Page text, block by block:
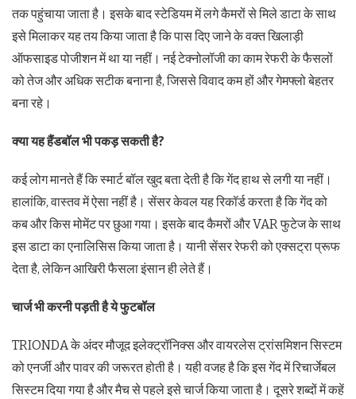
तक पहुंचाया जाता है। इसके बाद स्टेडियम में लगे कैमरों से मिले डाटा के साथ
इसे मिलाकर यह तय किया जाता है कि पास दिए जाने के वक्त खिलाड़ी
ऑफसाइड पोजीशन में था या नहीं। नई टेक्नोलॉजी का काम रेफरी के फैसलों
को तेज और अधिक सटीक बनाना है, जिससे विवाद कम हों और गेमफ्लो बेहतर
बना रहे।
क्या यह हैंडबॉल भी पकड़ सकती है?
कई लोग मानते हैं कि स्मार्ट बॉल खुद बता देती है कि गेंद हाथ से लगी या नहीं।
हालांकि, वास्तव में ऐसा नहीं है। सेंसर केवल यह रिकॉर्ड करता है कि गेंद को
कब और किस मोमेंट पर छुआ गया। इसके बाद कैमरों और VAR फुटेज के साथ
इस डाटा का एनालिसिस किया जाता है। यानी सेंसर रेफरी को एक्सट्रा प्रूफ
देता है, लेकिन आखिरी फैसला इंसान ही लेते हैं।
चार्ज भी करनी पड़ती है ये फुटबॉल
TRIONDA के अंदर मौजूद इलेक्ट्रॉनिक्स और वायरलेस ट्रांसमिशन सिस्टम
को एनर्जी और पावर की जरूरत होती है। यही वजह है कि इस गेंद में रिचार्जेबल
सिस्टम दिया गया है और मैच से पहले इसे चार्ज किया जाता है। दूसरे शब्दों में कहें